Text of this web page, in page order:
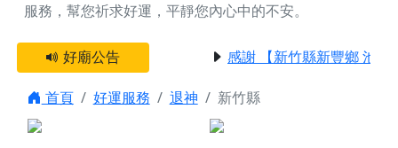
服務，幫您祈求好運，平靜您內心中的不安。
好廟公告 感謝 【新竹縣新豐鄉 池和
首頁 好運服務 退神
新竹縣
點燈服務